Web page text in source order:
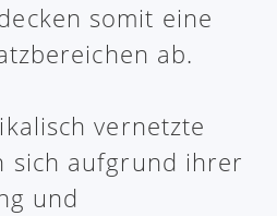
somit eine
ab.
vernetzte
sich aufgrund ihrer
und